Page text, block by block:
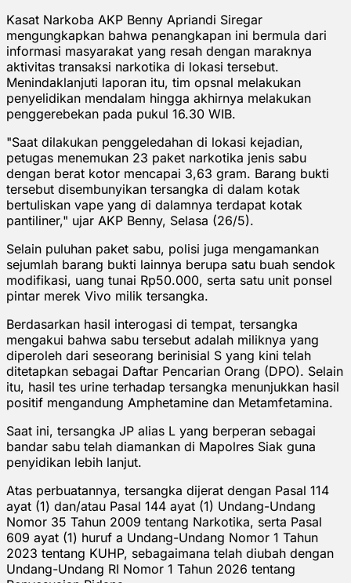
Kasat Narkoba AKP Benny Apriandi Siregar
mengungkapkan bahwa penangkapan ini bermula dari
informasi masyarakat yang resah dengan maraknya
aktivitas transaksi narkotika di lokasi tersebut.
Menindaklanjuti laporan itu, tim opsnal melakukan
penyelidikan mendalam hingga akhirnya melakukan
penggerebekan pada pukul 16.30 WIB.
"Saat dilakukan penggeledahan di lokasi kejadian,
petugas menemukan 23 paket narkotika jenis sabu
dengan berat kotor mencapai 3,63 gram. Barang bukti
tersebut disembunyikan tersangka di dalam kotak
bertuliskan vape yang di dalamnya terdapat kotak
pantiliner," ujar AKP Benny, Selasa (26/5).
Selain puluhan paket sabu, polisi juga mengamankan
sejumlah barang bukti lainnya berupa satu buah sendok
modifikasi, uang tunai Rp50.000, serta satu unit ponsel
pintar merek Vivo milik tersangka.
Berdasarkan hasil interogasi di tempat, tersangka
mengakui bahwa sabu tersebut adalah miliknya yang
diperoleh dari seseorang berinisial S yang kini telah
ditetapkan sebagai Daftar Pencarian Orang (DPO). Selain
itu, hasil tes urine terhadap tersangka menunjukkan hasil
positif mengandung Amphetamine dan Metamfetamina.
Saat ini, tersangka JP alias L yang berperan sebagai
bandar sabu telah diamankan di Mapolres Siak guna
penyidikan lebih lanjut.
Atas perbuatannya, tersangka dijerat dengan Pasal 114
ayat (1) dan/atau Pasal 144 ayat (1) Undang-Undang
Nomor 35 Tahun 2009 tentang Narkotika, serta Pasal
609 ayat (1) huruf a Undang-Undang Nomor 1 Tahun
2023 tentang KUHP, sebagaimana telah diubah dengan
Undang-Undang RI Nomor 1 Tahun 2026 tentang